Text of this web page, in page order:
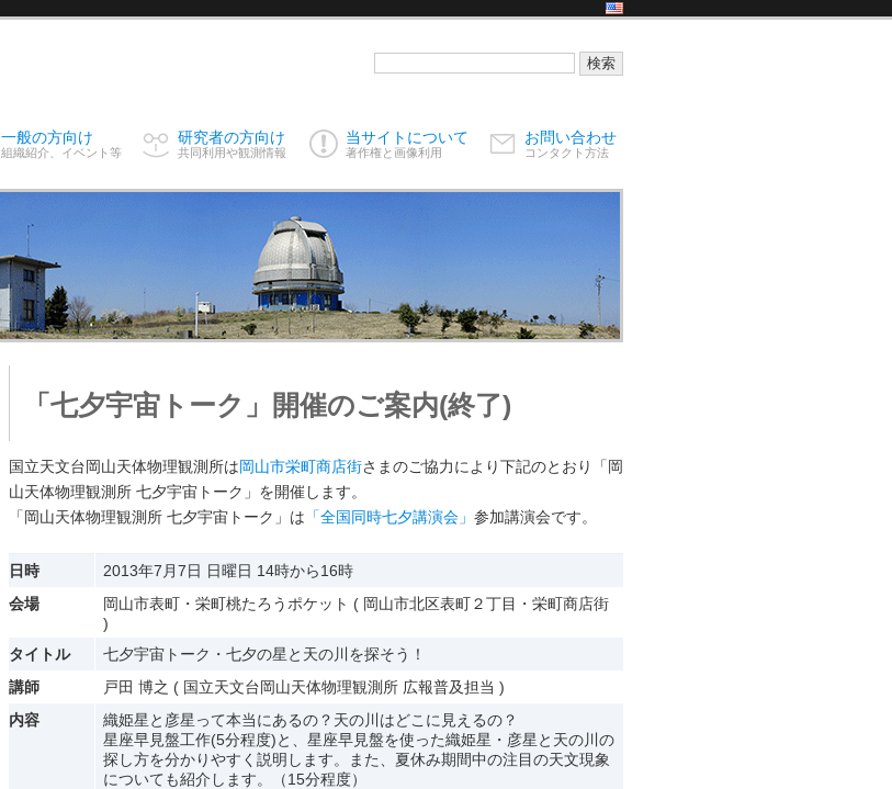
一般の方向け
組織紹介、イベント等
研究者の方向け
共同利用や観測情報
当サイトについて
著作権と画像利用
お問い合わせ
コンタクト方法
「七夕宇宙トーク」開催のご案内(終了)
国立天文台岡山天体物理観測所は岡山市栄町商店街さまのご協力により下記のとおり「岡
山天体物理観測所 七夕宇宙トーク」を開催します。
「岡山天体物理観測所 七夕宇宙トーク」は 「全国同時七夕講演会」 参加講演会です。
日時
2013年7月7日 日曜日 14時から16時
会場
岡山市表町・栄町桃たろうポケット ( 岡山市北区表町２丁目・栄町商店街
)
タイトル
七夕宇宙トーク・七夕の星と天の川を探そう！
講師
戸田 博之 ( 国立天文台岡山天体物理観測所 広報普及担当 )
内容
織姫星と彦星って本当にあるの？天の川はどこに見えるの？
星座早見盤工作(5分程度)と、星座早見盤を使った織姫星・彦星と天の川の
探し方を分かりやすく説明します。また、夏休み期間中の注目の天文現象
についても紹介します。（15分程度）